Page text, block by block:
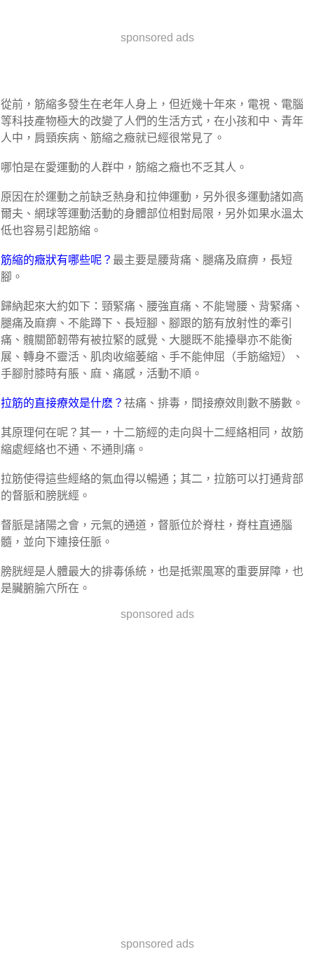
sponsored ads
從前，筋縮多發生在老年人身上，但近幾十年來，電視、電腦
等科技產物極大的改變了人們的生活方式，在小孩和中、青年
人中，肩頸疾病、筋縮之癥就已經很常見了。
哪怕是在愛運動的人群中，筋縮之癥也不乏其人。
原因在於運動之前缺乏熱身和拉伸運動，另外很多運動諸如高
爾夫、網球等運動活動的身體部位相對局限，另外如果水溫太
低也容易引起筋縮。
筋縮的癥狀有哪些呢？ 最主要是腰背痛、腿痛及麻痹，長短
腳。
歸納起來大約如下：頸緊痛、腰強直痛、不能彎腰、背緊痛、
腿痛及麻痹、不能蹲下、長短腳、腳跟的筋有放射性的牽引
痛、髖關節韌帶有被拉緊的感覺、大腿既不能擡舉亦不能衡
展、轉身不靈活、肌肉收縮萎縮、手不能伸屈（手筋縮短）、
手腳肘膝時有脹、麻、痛感，活動不順。
拉筋的直接療效是什麽？ 祛痛、排毒，間接療效則數不勝數。
其原理何在呢？其一，十二筋經的走向與十二經絡相同，故筋
縮處經絡也不通、不通則痛。
拉筋使得這些經絡的氣血得以暢通；其二，拉筋可以打通背部
的督脈和膀胱經。
督脈是諸陽之會，元氣的通道，督脈位於脊柱，脊柱直通腦
髓，並向下連接任脈。
膀胱經是人體最大的排毒係統，也是抵禦風寒的重要屏障，也
是臟腑腧穴所在。
sponsored ads
sponsored ads